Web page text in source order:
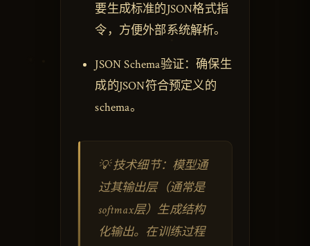
要生成标准的JSON格式指
令，方便外部系统解析。
JSON Schema验证：确保生
成的JSON符合预定义的
schema。
💡 技术细节：模型通
过其输出层（通常是
softmax层）生成结构
化输出。在训练过程